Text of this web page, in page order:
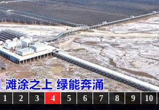
10
9
8
7
6
5
4
3
2
1